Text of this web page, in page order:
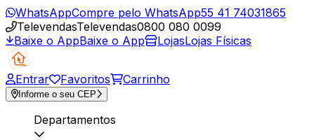
WhatsAppCompre pelo WhatsApp55 41 74031865
TelevendasTelevendas0800 080 0099
Baixe o AppBaixe o App LojasLojas Físicas
Entrar Favoritos Carrinho
Informe o seu CEP
Departamentos